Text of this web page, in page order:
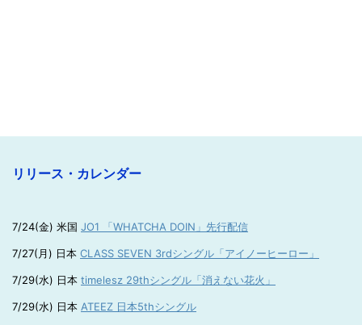
リリース・カレンダー
7/24(金) 米国 JO1 「WHATCHA DOIN」先行配信
7/27(月) 日本 CLASS SEVEN 3rdシングル「アイノーヒーロー」
7/29(水) 日本 timelesz 29thシングル「消えない花火」
7/29(水) 日本 ATEEZ 日本5thシングル